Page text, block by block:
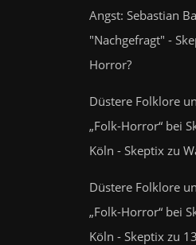
Angst: Sebastian
"Nachgefragt" -
Horror?
Düstere Folklore
„Folk-Horror“ bei
Köln - Skeptix zu
Düstere Folklore
„Folk-Horror“ bei
Köln - Skeptix zu